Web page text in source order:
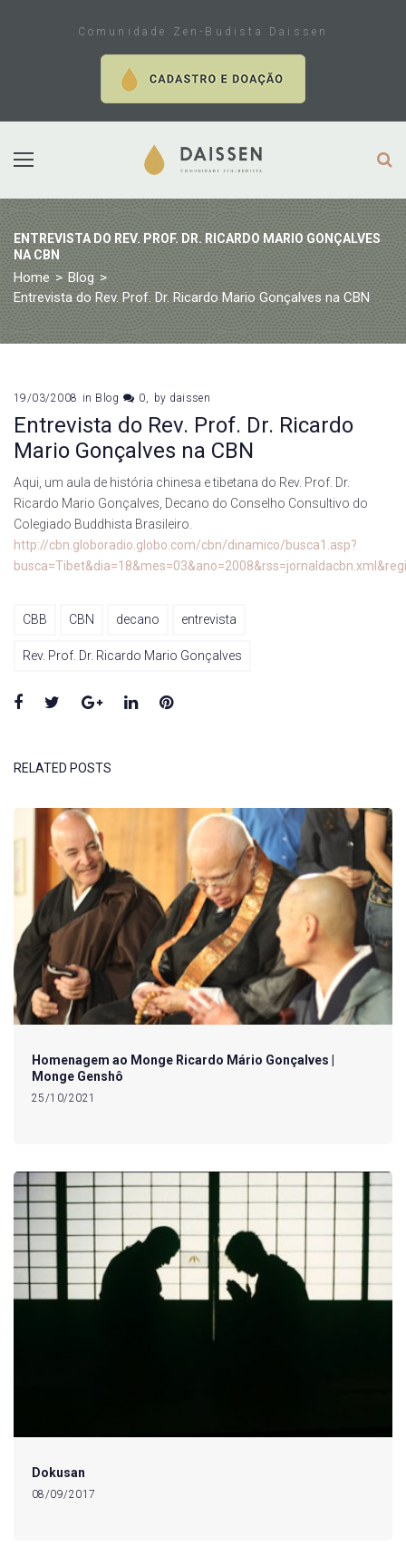
Comunidade Zen-Budista Daissen
ENTREVISTA DO REV. PROF. DR. RICARDO MARIO GONÇALVES
NA CBN
Home > Blog >
Entrevista do Rev. Prof. Dr. Ricardo Mario Gonçalves na CBN
19/03/2008 in Blog 0 by daissen
Entrevista do Rev. Prof. Dr. Ricardo
Mario Gonçalves na CBN
Aqui, um aula de história chinesa e tibetana do Rev. Prof. Dr.
Ricardo Mario Gonçalves, Decano do Conselho Consultivo do
Colegiado Buddhista Brasileiro.
http://cbn.globoradio.globo.com/cbn/dinamico/busca1.asp?
CBB CBN decano entrevista
Rev. Prof. Dr. Ricardo Mario Gonçalves
Facebook
TwitterGoogle+LinkedInPinterest
RELATED POSTS
Homenagem ao Monge Ricardo Mário Gonçalves |
Monge Genshô
25/10/2021
Dokusan
08/09/2017